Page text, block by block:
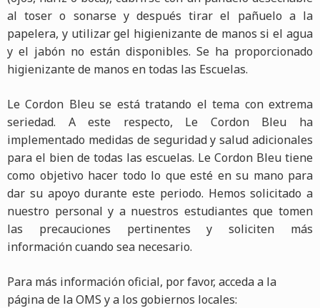
al toser o sonarse y después tirar el pañuelo a la
papelera, y utilizar gel higienizante de manos si el agua
y el jabón no están disponibles. Se ha proporcionado
higienizante de manos en todas las Escuelas.
Le Cordon Bleu se está tratando el tema con extrema
seriedad. A este respecto, Le Cordon Bleu ha
implementado medidas de seguridad y salud adicionales
para el bien de todas las escuelas. Le Cordon Bleu tiene
como objetivo hacer todo lo que esté en su mano para
dar su apoyo durante este periodo. Hemos solicitado a
nuestro personal y a nuestros estudiantes que tomen
las precauciones pertinentes y soliciten más
información cuando sea necesario.
Para más información oficial, por favor, acceda a la
página de la OMS y a los gobiernos locales: